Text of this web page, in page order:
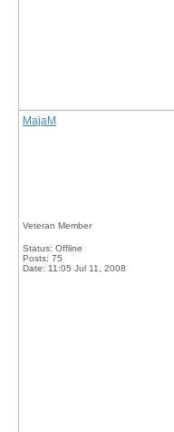
MajaM
Veteran Member
Status: Offline
Posts: 75
Date: 11:05 Jul 11, 2008